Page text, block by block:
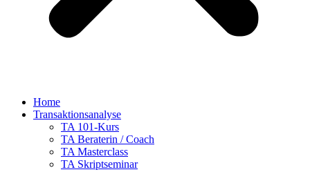
Home
Transaktionsanalyse
TA 101-Kurs
TA Beraterin / Coach
TA Masterclass
TA Skriptseminar